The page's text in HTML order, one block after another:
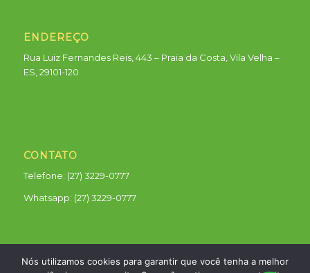
ENDEREÇO
Rua Luiz Fernandes Reis, 443 – Praia da Costa, Vila Velha –
ES, 29101-120
CONTATO
Telefone: (27) 3229-0777
Whatsapp: (27) 3229-0777
Nós utilizamos cookies para garantir que você tenha a melhor